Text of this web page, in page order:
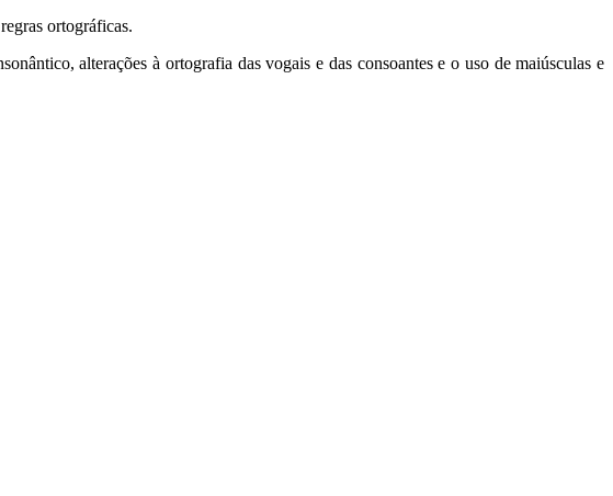
ortográficas.
alterações à ortografia das vogais e das consoantes e o uso de maiúsculas e